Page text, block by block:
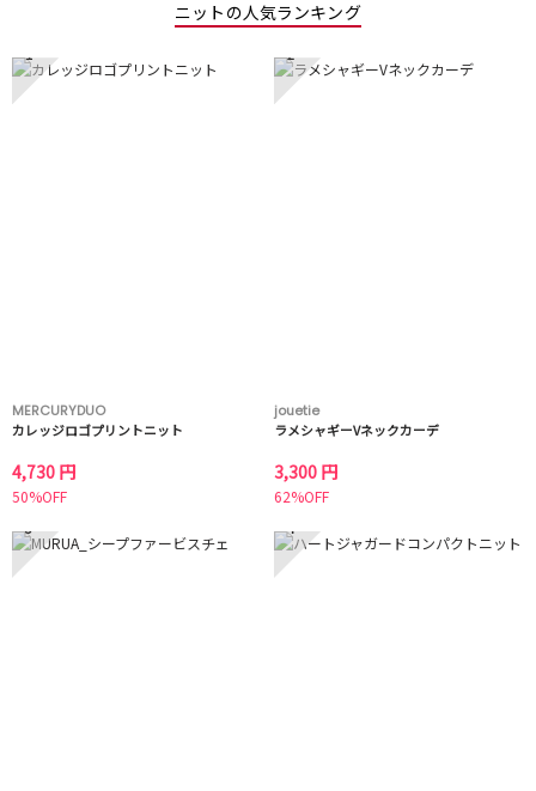
ニットの人気ランキング
1
MERCURYDUO
カレッジロゴプリントニット
4,730 円
50%OFF
2
jouetie
ラメシャギーVネックカーデ
3,300 円
62%OFF
3 4